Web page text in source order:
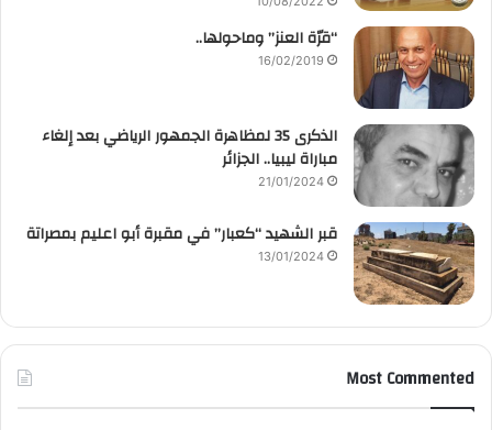
“قرّة العنز” وماحولها..
16/02/2019
الذكرى 35 لمظاهرة الجمهور الرياضي بعد إلغاء
مباراة ليبيا.. الجزائر
21/01/2024
قبر الشهيد “كعبار” في مقبرة أبو اعليم بمصراتة
13/01/2024
Most Commented